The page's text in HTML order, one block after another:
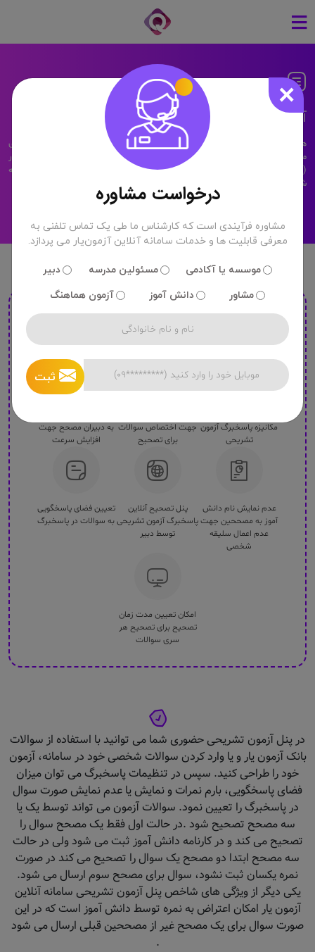
آزمون تشریحی حضوری
همواره عدم امکان تصحیح سریع برگه های امتحانی تشریحی یکی از دغدغه های
مدارس و موسسات بوده است . با توجه به خط مشی سامانه آنلاین آزمون یار
(Quiz24) مبنی بر رفع نیاز ها و دغدغه های آموزشی، در جدیدترین خدمات ارائه
شده، پنل آزمون حضوری تشریحی را به کاربران سامانه ارائه داده است.
ویژگی های آزمون تشریحی حضوری
مکانیزه پاسخبرگ آزمون
تشریحی
جهت اختصاص سوالات
برای تصحیح
به دبیران مصحح جهت
افزایش سرعت
عدم نمایش نام دانش
آموز به مصححین جهت
عدم اعمال سلیقه
شخصی
پنل تصحیح آنلاین
پاسخبرگ آزمون تشریحی
توسط دبیر
تعیین فضای پاسخگویی
به سوالات در پاسخبرگ
امکان تعیین مدت زمان
تصحیح برای تصحیح هر
سری سوالات
در پنل آزمون تشریحی حضوری شما می توانید با استفاده از سوالات
بانک آزمون یار و یا وارد کردن سوالات شخصی خود در سامانه، آزمون
خود را طراحی کنید. سپس در تنظیمات پاسخبرگ می توان میزان
فضای پاسخگویی، بارم نمرات و نمایش یا عدم نمایش صورت سوال
در پاسخبرگ را تعیین نمود. سوالات آزمون می تواند توسط یک یا
سه مصحح تصحیح شود .در حالت اول فقط یک مصحح سوال را
تصحیح می کند و در کارنامه دانش آموز ثبت می شود ولی در حالت
سه مصحح ابتدا دو مصحح یک سوال را تصحیح می کند در صورت
نمره یکسان ثبت نشود، سوال برای مصحح سوم ارسال می شود.
یکی دیگر از ویژگی های شاخص پنل آزمون تشریحی سامانه آنلاین
آزمون یار امکان اعتراض به نمره توسط دانش آموز است که در این
صورت سوال برای یک مصحح غیر از مصححین قبلی ارسال می شود
.
×
درخواست مشاوره
مشاوره فرآیندی است که کارشناس ما طی یک تماس تلفنی به
معرفی قابلیت ها و خدمات سامانه آنلاین آزمون‌یار می پردازد.
موسسه یا آکادمی مسئولین مدرسه
دبیر
مشاور
دانش آموز آزمون هماهنگ
ثبت